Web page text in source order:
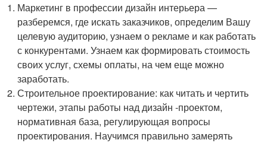
Маркетинг в профессии дизайн интерьера —
разберемся, где искать заказчиков, определим Вашу
целевую аудиторию, узнаем о рекламе и как работать
с конкурентами. Узнаем как формировать стоимость
своих услуг, схемы оплаты, на чем еще можно
заработать.
Строительное проектирование: как читать и чертить
чертежи, этапы работы над дизайн -проектом,
нормативная база, регулирующая вопросы
проектирования. Научимся правильно замерять